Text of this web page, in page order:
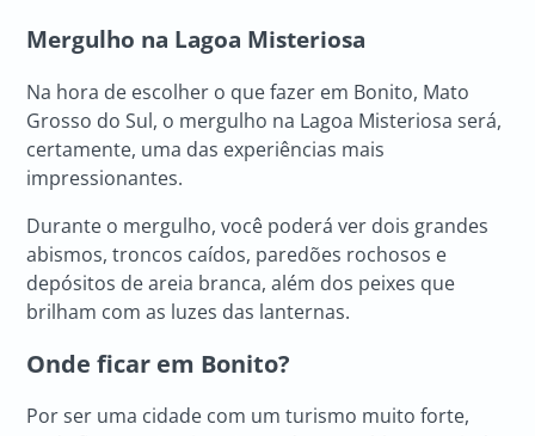
Mergulho na Lagoa Misteriosa
Na hora de escolher o que fazer em Bonito, Mato
Grosso do Sul, o mergulho na Lagoa Misteriosa será,
certamente, uma das experiências mais
impressionantes.
Durante o mergulho, você poderá ver dois grandes
abismos, troncos caídos, paredões rochosos e
depósitos de areia branca, além dos peixes que
brilham com as luzes das lanternas.
Onde ficar em Bonito?
Por ser uma cidade com um turismo muito forte,